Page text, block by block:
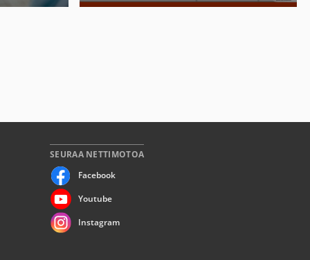
SEURAA NETTIMOTOA
Facebook
Youtube
Instagram